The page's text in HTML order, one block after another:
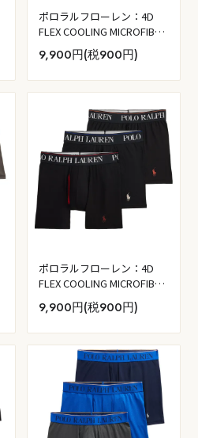
ポロラルフローレン：4D
FLEX COOLING MICROFIBER
ボクサーブリーフ 3PK (チャ
コールグレー／ラグビーロ
9,900円(税900円)
ポロラルフローレン：4D
FLEX COOLING MICROFIBER
ボクサーブリーフ 3PK (ポロ
ブラック)
9,900円(税900円)